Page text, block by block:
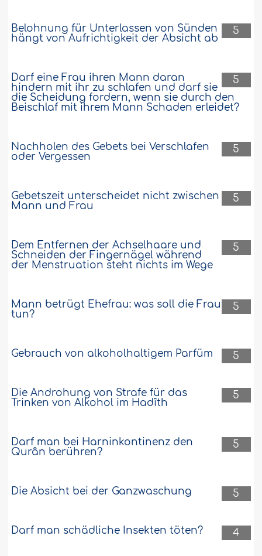
5
Belohnung für Unterlassen von Sünden
hängt von Aufrichtigkeit der Absicht ab
5
Darf eine Frau ihren Mann daran
hindern mit ihr zu schlafen und darf sie
die Scheidung fordern, wenn sie durch den
Beischlaf mit ihrem Mann Schaden erleidet?
5
Nachholen des Gebets bei Verschlafen
oder Vergessen
5
Gebetszeit unterscheidet nicht zwischen
Mann und Frau
5
Dem Entfernen der Achselhaare und
Schneiden der Fingernägel während
der Menstruation steht nichts im Wege
5
Mann betrügt Ehefrau: was soll die Frau
tun?
5
Gebrauch von alkoholhaltigem Parfüm
5
Die Androhung von Strafe für das
Trinken von Alkohol im Hadîth
5
Darf man bei Harninkontinenz den
Qurân berühren?
5
Die Absicht bei der Ganzwaschung
4
Darf man schädliche Insekten töten?